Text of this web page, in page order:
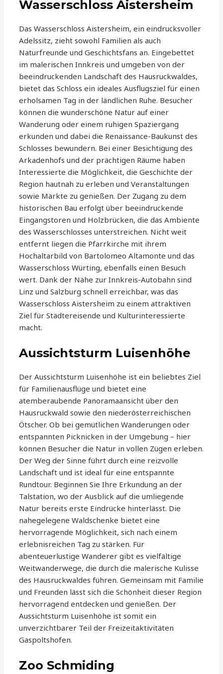
Wasserschloss Aistersheim
Das Wasserschloss Aistersheim, ein eindrucksvoller
Adelssitz, zieht sowohl Familien als auch
Naturfreunde und Geschichtsfans an. Eingebettet
im malerischen Innkreis und umgeben von der
beeindruckenden Landschaft des Hausruckwaldes,
bietet das Schloss ein ideales Ausflugsziel für einen
erholsamen Tag in der ländlichen Ruhe. Besucher
können die wunderschöne Natur auf einer
Wanderung oder einem ruhigen Spaziergang
erkunden und dabei die Renaissance-Baukunst des
Schlosses bewundern. Bei einer Besichtigung des
Arkadenhofs und der prächtigen Räume haben
Interessierte die Möglichkeit, die Geschichte der
Region hautnah zu erleben und Veranstaltungen
sowie Märkte zu genießen. Der Zugang zu dem
historischen Bau erfolgt über beeindruckende
Eingangstoren und Holzbrücken, die das Ambiente
des Wasserschlosses unterstreichen. Nicht weit
entfernt liegen die Pfarrkirche mit ihrem
Hochaltarbild von Bartolomeo Altamonte und das
Wasserschloss Würting, ebenfalls einen Besuch
wert. Dank der Nähe zur Innkreis-Autobahn sind
Linz und Salzburg schnell erreichbar, was das
Wasserschloss Aistersheim zu einem attraktiven
Ziel für Städtereisende und Kulturinteressierte
macht.
Aussichtsturm Luisenhöhe
Der Aussichtsturm Luisenhöhe ist ein beliebtes Ziel
für Familienausflüge und bietet eine
atemberaubende Panoramaansicht über den
Hausruckwald sowie den niederösterreichischen
Ötscher. Ob bei gemütlichen Wanderungen oder
entspannten Picknicken in der Umgebung – hier
können Besucher die Natur in vollen Zügen erleben.
Der Weg der Sinne führt durch eine reizvolle
Landschaft und ist ideal für eine entspannte
Rundtour. Beginnen Sie Ihre Erkundung an der
Talstation, wo der Ausblick auf die umliegende
Natur bereits erste Eindrücke hinterlässt. Die
nahegelegene Waldschenke bietet eine
hervorragende Möglichkeit, sich nach einem
erlebnisreichen Tag zu stärken. Für
abenteuerlustige Wanderer gibt es vielfältige
Weitwanderwege, die durch die malerische Kulisse
des Hausruckwaldes führen. Gemeinsam mit Familie
und Freunden lässt sich die Schönheit dieser Region
hervorragend entdecken und genießen. Der
Aussichtsturm Luisenhöhe ist somit ein
unverzichtbarer Teil der Freizeitaktivitäten
Gaspoltshofen.
Zoo Schmiding